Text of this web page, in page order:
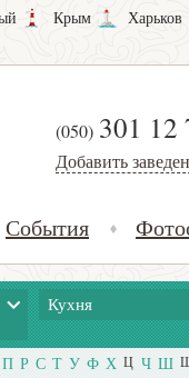
Крым Харьков
(050) 301 12
Добавить
События
Кухня
П Р С Т У Ф Х Ц Ч Ш